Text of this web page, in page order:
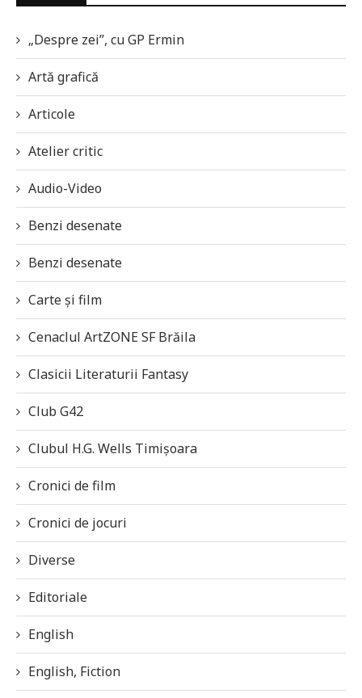
„Despre zei”, cu GP Ermin
Artă grafică
Articole
Atelier critic
Audio-Video
Benzi desenate
Benzi desenate
Carte și film
Cenaclul ArtZONE SF Brăila
Clasicii Literaturii Fantasy
Club G42
Clubul H.G. Wells Timișoara
Cronici de film
Cronici de jocuri
Diverse
Editoriale
English
English, Fiction